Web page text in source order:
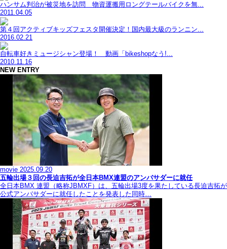
ハンサム判治が被災地を訪問 物資運搬用ロングテールバイクを無...
2011.04.05
第４回アクティブキッズフェスタ開催決定！国内最大級のランニン...
2016.02.21
自転車好きミュージシャン登場！ 動画「bikeshopなう!...
2010.11.16
NEW ENTRY
movie 2025.09.20
五輪出場３回の長迫吉拓が全日本BMX連盟のアンバサダーに就任
全日本BMX 連盟（略称JBMXF）は、五輪出場3度を果たしている長迫吉拓が
公式アンバサダーに就任したことを発表した同時…